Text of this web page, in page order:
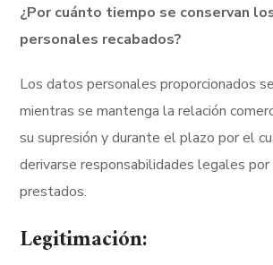
¿Por cuánto tiempo se conservan
personales recabados?
Los datos personales proporcionados
mientras se mantenga la relación
su supresión y durante el plazo por el
derivarse responsabilidades legales
prestados.
Legitimación: